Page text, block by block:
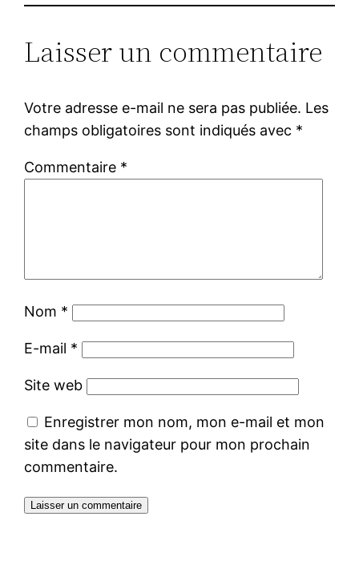
Laisser un commentaire
Votre adresse e-mail ne sera pas publiée. Les
champs obligatoires sont indiqués avec *
Commentaire *
Nom *
E-mail *
Site web
Enregistrer mon nom, mon e-mail et mon
site dans le navigateur pour mon prochain
commentaire.